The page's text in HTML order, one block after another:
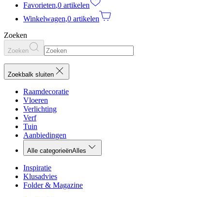
Favorieten,0 artikelen
Winkelwagen,0 artikelen
Zoeken
Zoeken
Zoekbalk sluiten
Raamdecoratie
Vloeren
Verlichting
Verf
Tuin
Aanbiedingen
Alle categorieënAlles
Inspiratie
Klusadvies
Folder & Magazine